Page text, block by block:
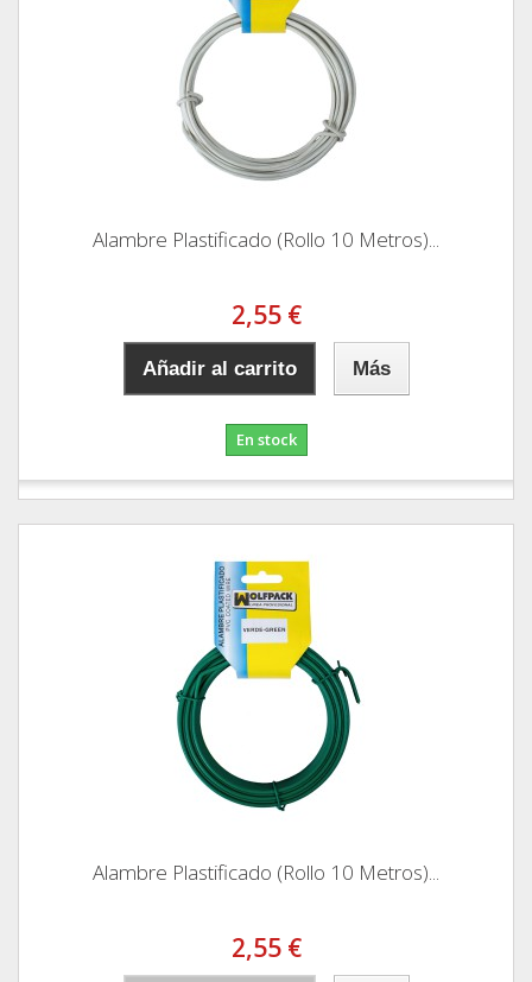
Alambre Plastificado (Rollo 10 Metros)...
2,55 €
Añadir al carrito Más
En stock
Alambre Plastificado (Rollo 10 Metros)...
2,55 €